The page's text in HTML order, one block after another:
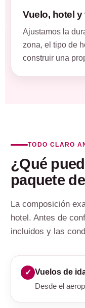
Vuelo, hotel
Ajustamos la
zona, el tipo de
construir una
TODO CLARO
¿Qué
paquete
La composición
hotel. Antes de
incluidos y las
Vuelos de
Desde el